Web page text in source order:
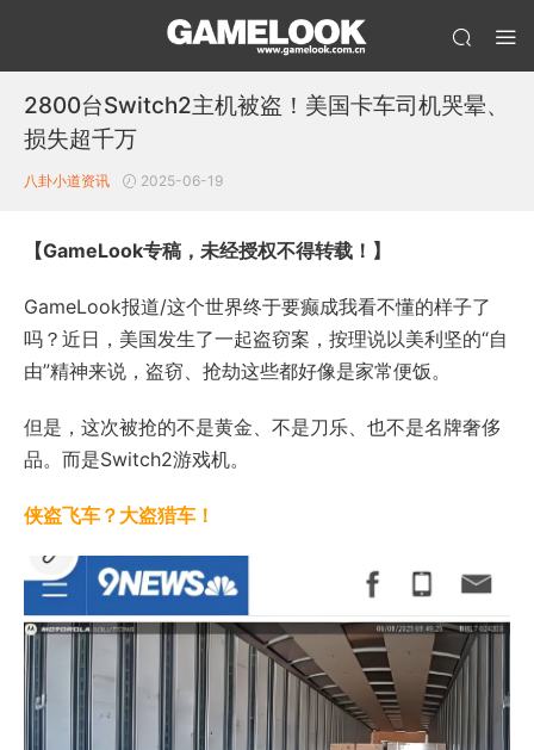
2800台Switch2主机被盗！美国卡车司机哭晕、
损失超千万
八卦小道资讯 2025-06-19
【GameLook专稿，未经授权不得转载！】
GameLook报道/这个世界终于要癫成我看不懂的样子了
吗？近日，美国发生了一起盗窃案，按理说以美利坚的“自
由”精神来说，盗窃、抢劫这些都好像是家常便饭。
但是，这次被抢的不是黄金、不是刀乐、也不是名牌奢侈
品。而是Switch2游戏机。
侠盗飞车？大盗猎车！